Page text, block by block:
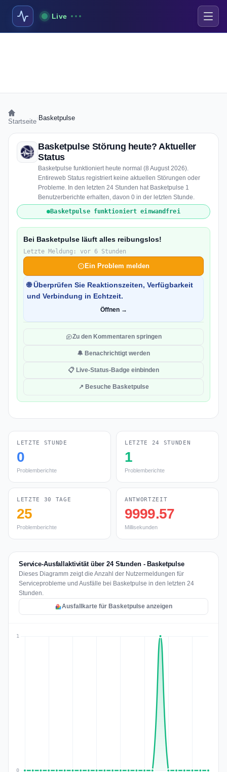
Live
Startseite Basketpulse
Basketpulse Störung heute? Aktueller
Status
Basketpulse funktioniert heute normal (8 August 2026).
Entireweb Status registriert keine aktuellen Störungen oder
Probleme. In den letzten 24 Stunden hat Basketpulse 1
Benutzerberichte erhalten, davon 0 in der letzten Stunde.
Basketpulse funktioniert einwandfrei
Bei Basketpulse läuft alles reibungslos!
Letzte Meldung: vor 6 Stunden
Ein Problem melden
🌐 Überprüfen Sie Reaktionszeiten, Verfügbarkeit
und Verbindung in Echtzeit.
Öffnen →
Zu den Kommentaren springen
🔔 Benachrichtigt werden
📋 Live-Status-Badge einbinden
↗ Besuche Basketpulse
LETZTE STUNDE
0
Problemberichte
LETZTE 24 STUNDEN
1
Problemberichte
LETZTE 30 TAGE
25
Problemberichte
ANTWORTZEIT
9999.57
Millisekunden
Service-Ausfallaktivität über 24 Stunden - Basketpulse
Dieses Diagramm zeigt die Anzahl der Nutzermeldungen für
Serviceprobleme und Ausfälle bei Basketpulse in den letzten 24
Stunden.
Ausfallkarte für Basketpulse anzeigen